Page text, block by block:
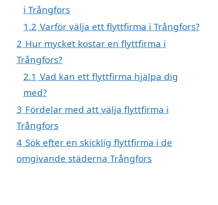
i Trångfors
1.2 Varför välja ett flyttfirma i Trångfors?
2 Hur mycket kostar en flyttfirma i
Trångfors?
2.1 Vad kan ett flyttfirma hjälpa dig
med?
3 Fördelar med att välja flyttfirma i
Trångfors
4 Sök efter en skicklig flyttfirma i de
omgivande städerna Trångfors